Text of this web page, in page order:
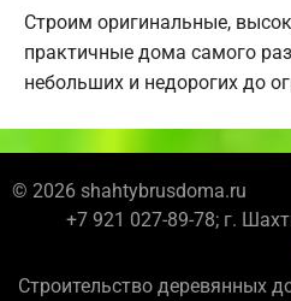
Строим оригинальные,
практичные дома самого
небольших и недорогих до
© 2026 shahtybrusdoma.ru
+7 921 027-89-78; г.
Строительство деревянных